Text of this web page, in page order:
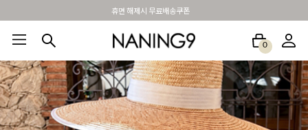
BEST 포토리뷰 - 매주 2명추첨 3만원쿠폰
0
BEST100🤍 NEW5% 베스트재진행 썸머여행룩 아울렛 하객&모임룩